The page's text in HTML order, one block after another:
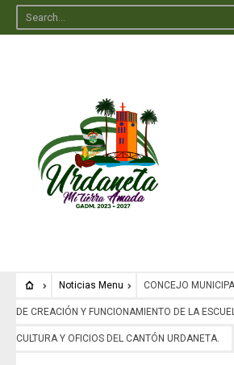
Noticias Menu CONCEJO
DE CREACIÓN Y FUNCIONAMIENTO DE LA
CULTURA Y OFICIOS DEL CANTÓN URDANETA.